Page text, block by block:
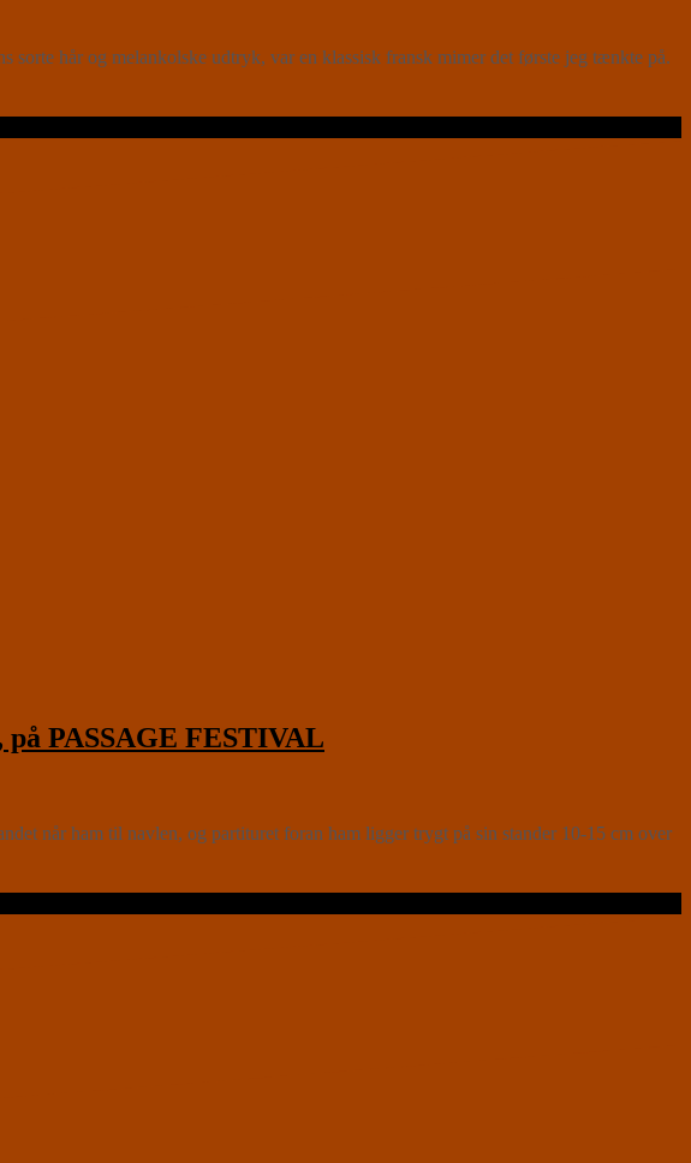
sorte hår og melankolske udtryk, var en klassisk fransk mimer det første jeg tænkte på.
PASSAGE FESTIVAL
når ham til navlen, og partituret foran ham ligger trygt på sin stander 10-15 cm over